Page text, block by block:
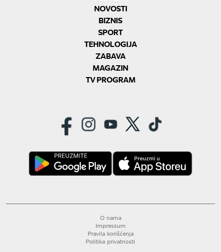
NOVOSTI
BIZNIS
SPORT
TEHNOLOGIJA
ZABAVA
MAGAZIN
TV PROGRAM
O nama
Impressum
Pravila korišćenja
Politika privatnosti